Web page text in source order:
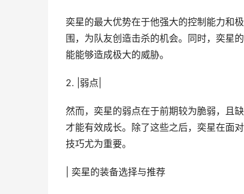
奕星的最大优势在于他强大的控制能力和
围，为队友创造击杀的机会。同时，奕星
能能够造成极大的威胁。
2. |弱点|
然而，奕星的弱点在于前期较为脆弱，且
才能有效成长。除了这些之后，奕星在面
技巧尤为重要。
| 奕星的装备选择与推荐